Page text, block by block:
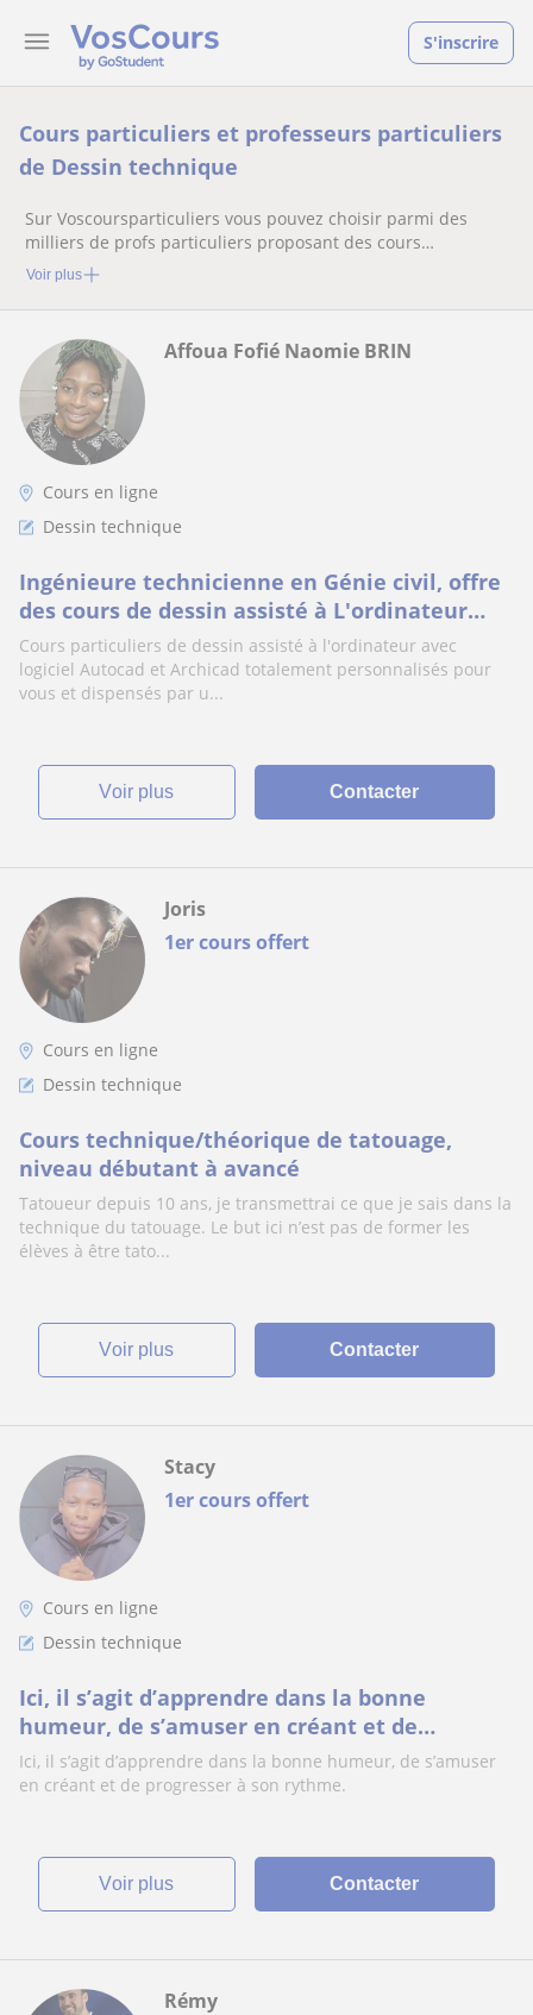
S'inscrire
Cours particuliers et professeurs particuliers
de Dessin technique
Sur Voscoursparticuliers vous pouvez choisir parmi des
milliers de profs particuliers proposant des cours
particuliers
Voir plus
Affoua Fofié Naomie BRIN
Cours en ligne
Dessin technique
Ingénieure technicienne en Génie civil, offre
des cours de dessin assisté à L'ordinateur
(autocad, archicad).
Cours particuliers de dessin assisté à l'ordinateur avec
logiciel Autocad et Archicad totalement personnalisés pour
vous et dispensés par u...
voir plus Contacter
1er cours offert
Joris
Cours en ligne
Dessin technique
Cours technique/théorique de tatouage,
niveau débutant à avancé
Tatoueur depuis 10 ans, je transmettrai ce que je sais dans la
technique du tatouage. Le but ici n’est pas de former les
élèves à être tato...
voir plus Contacter
1er cours offert
Stacy
Cours en ligne
Dessin technique
Ici, il s’agit d’apprendre dans la bonne
humeur, de s’amuser en créant et de
progresser à son rythme
Ici, il s’agit d’apprendre dans la bonne humeur, de s’amuser
en créant et de progresser à son rythme.
voir plus Contacter
Rémy